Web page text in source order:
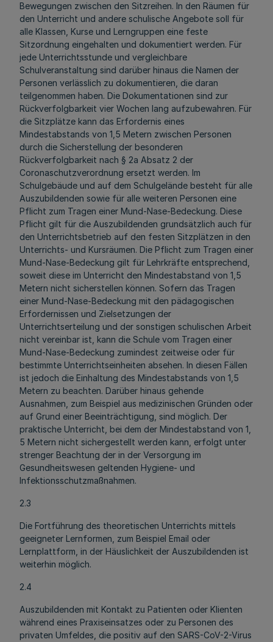
Bewegungen zwischen den Sitzreihen. In den Räumen für
den Unterricht und andere schulische Angebote soll für
alle Klassen, Kurse und Lerngruppen eine feste
Sitzordnung eingehalten und dokumentiert werden. Für
jede Unterrichtsstunde und vergleichbare
Schulveranstaltung sind darüber hinaus die Namen der
Personen verlässlich zu dokumentieren, die daran
teilgenommen haben. Die Dokumentationen sind zur
Rückverfolgbarkeit vier Wochen lang aufzubewahren. Für
die Sitzplätze kann das Erfordernis eines
Mindestabstands von 1,5 Metern zwischen Personen
durch die Sicherstellung der besonderen
Rückverfolgbarkeit nach § 2a Absatz 2 der
Coronaschutzverordnung ersetzt werden. Im
Schulgebäude und auf dem Schulgelände besteht für alle
Auszubildenden sowie für alle weiteren Personen eine
Pflicht zum Tragen einer Mund-Nase-Bedeckung. Diese
Pflicht gilt für die Auszubildenden grundsätzlich auch für
den Unterrichtsbetrieb auf den festen Sitzplätzen in den
Unterrichts- und Kursräumen. Die Pflicht zum Tragen einer
Mund-Nase-Bedeckung gilt für Lehrkräfte entsprechend,
soweit diese im Unterricht den Mindestabstand von 1,5
Metern nicht sicherstellen können. Sofern das Tragen
einer Mund-Nase-Bedeckung mit den pädagogischen
Erfordernissen und Zielsetzungen der
Unterrichtserteilung und der sonstigen schulischen Arbeit
nicht vereinbar ist, kann die Schule vom Tragen einer
Mund-Nase-Bedeckung zumindest zeitweise oder für
bestimmte Unterrichtseinheiten absehen. In diesen Fällen
ist jedoch die Einhaltung des Mindestabstands von 1,5
Metern zu beachten. Darüber hinaus gehende
Ausnahmen, zum Beispiel aus medizinischen Gründen oder
auf Grund einer Beeinträchtigung, sind möglich. Der
praktische Unterricht, bei dem der Mindestabstand von 1,
5 Metern nicht sichergestellt werden kann, erfolgt unter
strenger Beachtung der in der Versorgung im
Gesundheitswesen geltenden Hygiene- und
Infektionsschutzmaßnahmen.
2.3
Die Fortführung des theoretischen Unterrichts mittels
geeigneter Lernformen, zum Beispiel Email oder
Lernplattform, in der Häuslichkeit der Auszubildenden ist
weiterhin möglich.
2.4
Auszubildenden mit Kontakt zu Patienten oder Klienten
während eines Praxiseinsatzes oder zu Personen des
privaten Umfeldes, die positiv auf den SARS-CoV-2-Virus